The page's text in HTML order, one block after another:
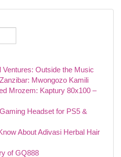
Ventures: Outside the Music
Mwongozo Kamili
Mrozem: Kaptury 80x100 –
Headset for PS5 &
About Adivasi Herbal Hair
of GQ888